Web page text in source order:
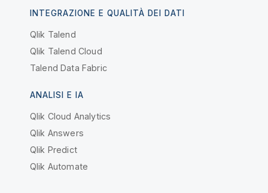
INTEGRAZIONE E QUALITÀ DEI DATI
Qlik Talend
Qlik Talend Cloud
Talend Data Fabric
ANALISI E IA
Qlik Cloud Analytics
Qlik Answers
Qlik Predict
Qlik Automate